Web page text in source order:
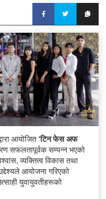
आयोजित‘टिन फेस अफ
सफलतापूर्वक सम्पन्न भएको
व्यक्तित्व विकास तथा
आयोजना गरिएको
युवायुवतीहरूको